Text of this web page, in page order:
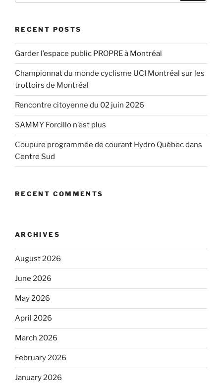
RECENT POSTS
Garder l’espace public PROPRE à Montréal
Championnat du monde cyclisme UCI Montréal sur les
trottoirs de Montréal
Rencontre citoyenne du 02 juin 2026
SAMMY Forcillo n’est plus
Coupure programmée de courant Hydro Québec dans
Centre Sud
RECENT COMMENTS
ARCHIVES
August 2026
June 2026
May 2026
April 2026
March 2026
February 2026
January 2026